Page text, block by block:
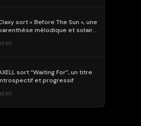
sort « Before The Sun », une
mélodique et solaire
sort “Waiting For”, un titre
et progressif